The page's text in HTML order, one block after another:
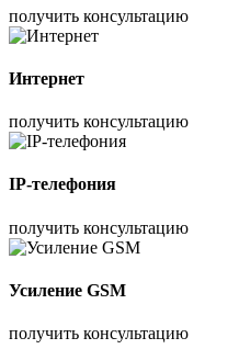
получить консультацию
Интернет
получить консультацию
IP-телефония
получить консультацию
Усиление GSM
получить консультацию